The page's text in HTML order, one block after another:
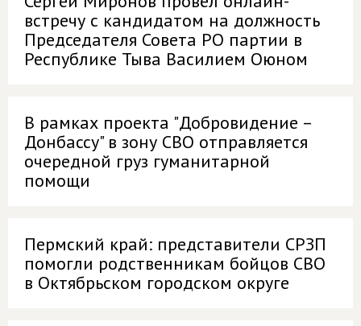
встречу с кандидатом на должность
Председателя Совета РО партии в
Республике Тыва Василием Оюном
В рамках проекта "Добровидение –
Донбассу" в зону СВО отправляется
очередной груз гуманитарной
помощи
Пермский край: представители СРЗП
помогли родственникам бойцов СВО
в Октябрьском городском округе